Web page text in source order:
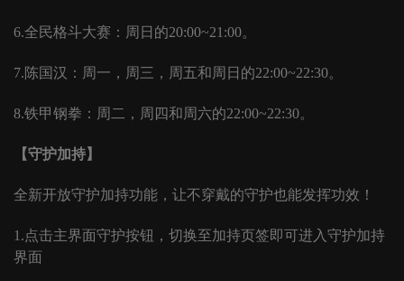
6.全民格斗大赛：周日的20:00~21:00。
7.陈国汉：周一，周三，周五和周日的22:00~22:30。
8.铁甲钢拳：周二，周四和周六的22:00~22:30。
【守护加持】
全新开放守护加持功能，让不穿戴的守护也能发挥功效！
1.点击主界面守护按钮，切换至加持页签即可进入守护加持
界面